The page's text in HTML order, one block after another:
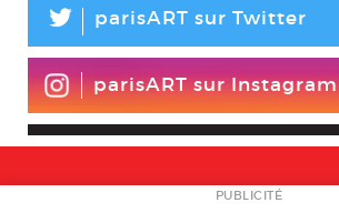
L parisART sur Twitter
parisART sur Instagram
PUBLICITÉ